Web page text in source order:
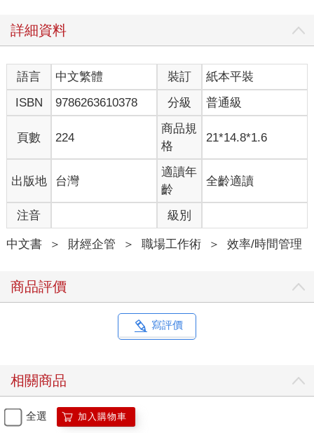
詳細資料
語言 中文繁體 裝訂
紙本平裝
ISBN
9786263610378 分級 普通級
頁數 224
商品規
格
21*14.8*1.6
出版地 台灣
適讀年
齡
全齡適讀
注音 級別
中文書 ＞ 財經企管 ＞ 職場工作術 ＞ 效率/時間管理
商品評價
寫評價
相關商品
全選 加入購物車